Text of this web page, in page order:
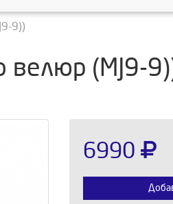
9))
велюр (MJ9-
6990